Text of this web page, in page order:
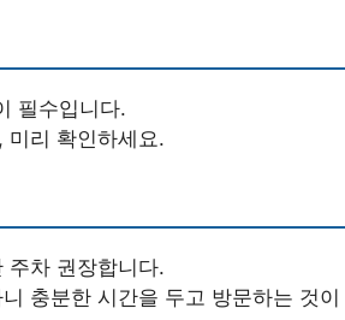
필수입니다.
미리 확인하세요.
주차 권장합니다.
충분한 시간을 두고 방문하는 것이